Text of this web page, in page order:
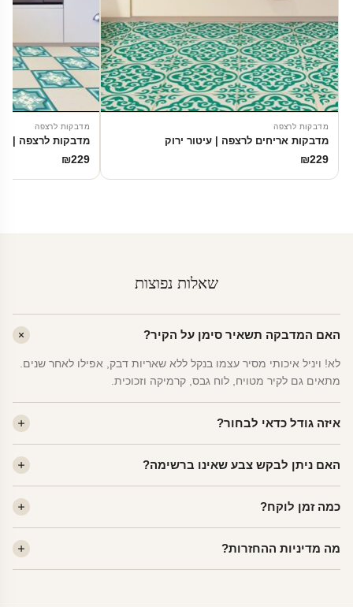
מדבקות לרצפה
מדבקות אריחים לרצפה | עיטור ירוק
₪229
מדבקות לרצפה
מדבקות לרצפה |
₪229
שאלות נפוצות
האם המדבקה תשאיר סימן על הקיר?
לא! ויניל איכותי מסיר עצמו בנקל ללא שאריות דבק, אפילו לאחר שנים.
מתאים גם לקיר מטויח, לוח גבס, קרמיקה וזכוכית.
איזה גודל כדאי לבחור?
שינה של מבוגרים — L. לפינה קטנה — S.
האם ניתן לבקש צבע שאינו ברשימה?
הצבעים זמינים ללא תוספת מחיר.
כמה זמן לוקח?
14:00 — יצאו באותו יום.
מה מדיניות ההחזרות?